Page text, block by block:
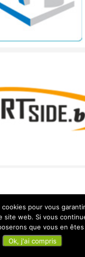
pour vous
site web. Si vous
que vous en
Ok, j'ai compris